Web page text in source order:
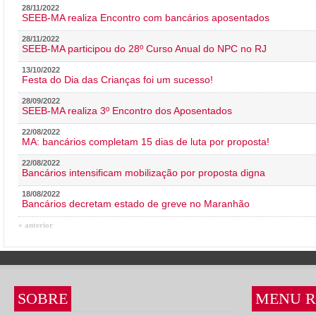
28/11/2022
SEEB-MA realiza Encontro com bancários aposentados
28/11/2022
SEEB-MA participou do 28º Curso Anual do NPC no RJ
13/10/2022
Festa do Dia das Crianças foi um sucesso!
28/09/2022
SEEB-MA realiza 3º Encontro dos Aposentados
22/08/2022
MA: bancários completam 15 dias de luta por proposta!
22/08/2022
Bancários intensificam mobilização por proposta digna
18/08/2022
Bancários decretam estado de greve no Maranhão
« anterior
SOBRE MENU